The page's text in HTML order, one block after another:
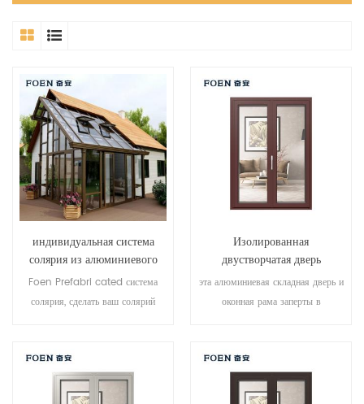
индивидуальная система
солярия из алюминиевого
стекла
Foen Prefabri cated система
солярия, сделать ваш солярий
приспосабливаемым.
Изолированная
двустворчатая дверь
длительного пользования для
приморского отеля
эта алюминиевая складная дверь и
оконная рама заперты в
характеристики превосходны.
различные типы дверей для
удовлетворения различных